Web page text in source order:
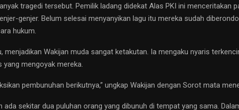
tragedi tersebut. Pemilik ladang didekat Alas PKI ini menceritakan
genjer. Belum selesai menyanyikan lagu itu mereka sudah
hukum.
menjadikan Wakijan muda sangat ketakutan. Ia mengaku nyaris
mengoyak mereka.
pembunuhan berikutnya,” ungkap Wakijan dengan Sorot mata
ada sekitar dua puluhan orang yang dibunuh di tempat yang sama.